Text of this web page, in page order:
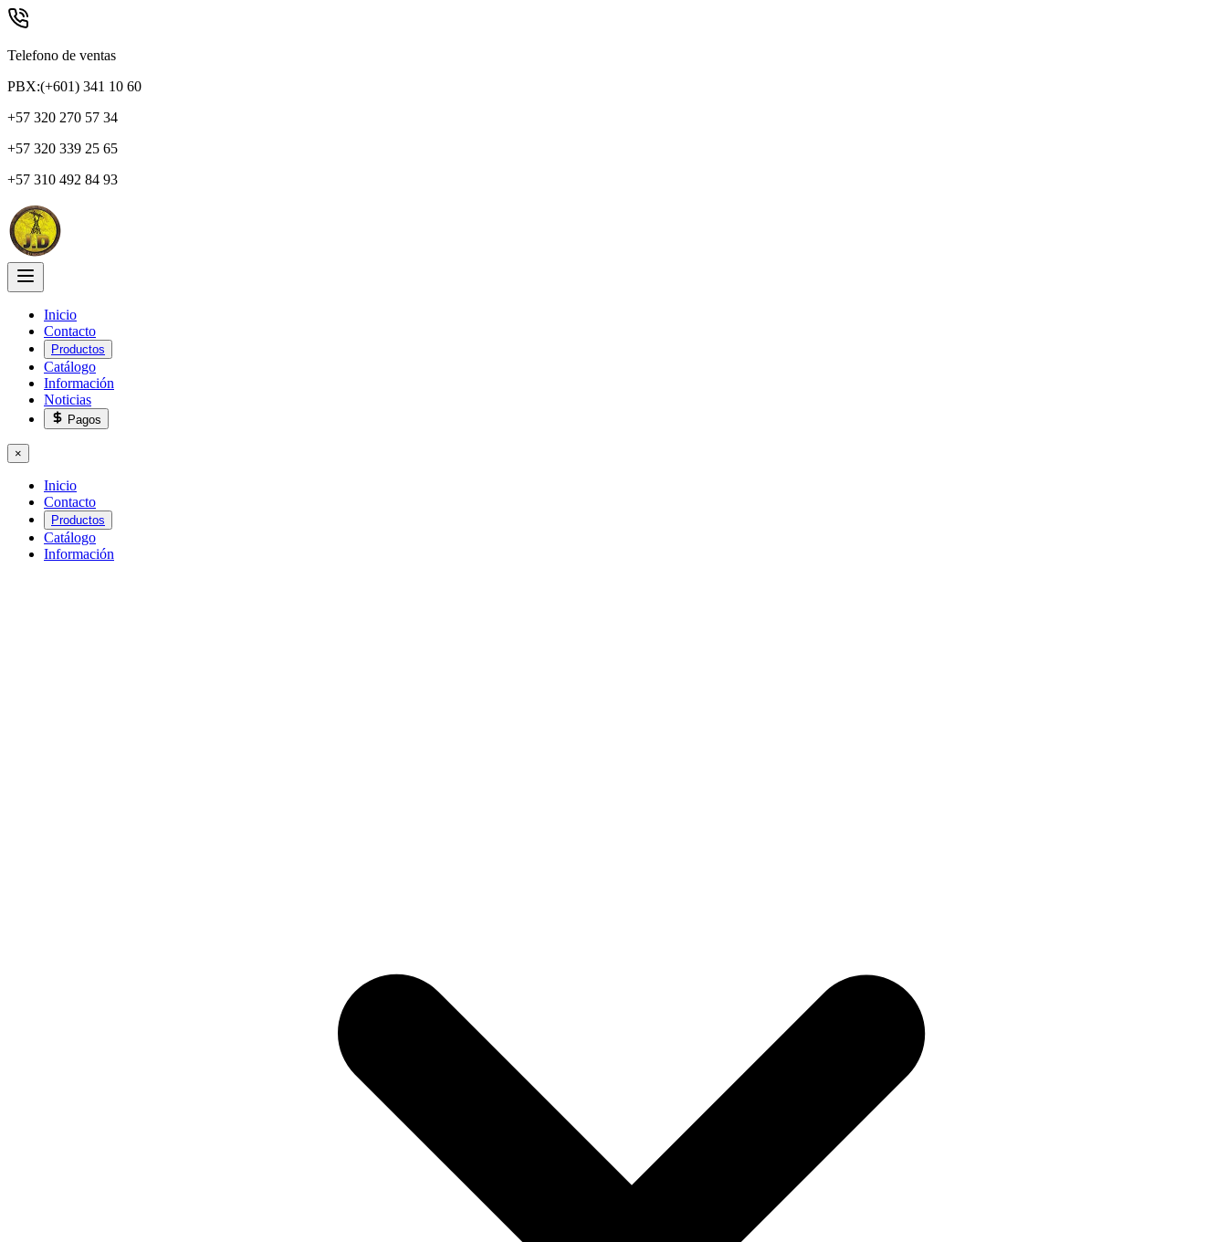
Telefono de ventas
PBX:(+601) 341 10 60
+57 320 270 57 34
+57 320 339 25 65
+57 310 492 84 93
Inicio
Contacto
Productos
Catálogo
Información
Noticias
Pagos
×
Inicio
Contacto
Productos
Catálogo
Información